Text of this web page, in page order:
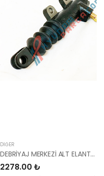
DIĞER
DEBRİYAJ MERKEZİ ALT ELANTRA 01-/ADMİRA D 41710-39001-TCIC
2278.00 ₺